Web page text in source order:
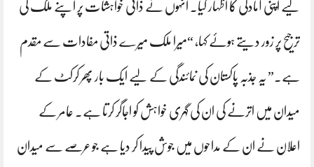
لیے اپنی آمادگی کا اظہار کیا۔ انہوں نے ذاتی خواہشات پر اپنے ملک کی
ترجیح پر زور دیتے ہوئے کہا، “میرا ملک میرے ذاتی مفادات سے مقدم
ہے۔” یہ جذبہ پاکستان کی نمائندگی کے لیے ایک بار پھر کرکٹ کے
میدان میں اترنے کی ان کی گہری خواہش کو اجاگر کرتا ہے۔ عامر کے
اعلان نے ان کے مداحوں میں جوش پیدا کر دیا ہے جو عرصے سے میدان